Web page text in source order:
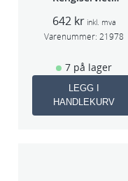
642 kr inkl. mva
Varenummer: 21978
7 på lager
LEGG I
HANDLEKURV